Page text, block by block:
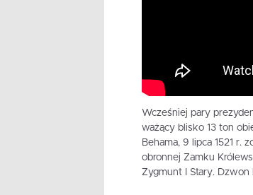
Wcześniej pary
ważący blisko 13 ton
Behama, 9 lipca 1521 r.
obronnej Zamku
Zygmunt I Stary.